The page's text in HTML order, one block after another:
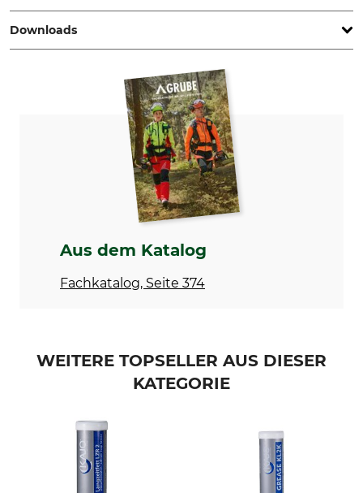
Marke
Kajo
Mehrzweckfett
Modellbezeichnung
Herstellung
Made in Germany
Downloads
Sicherheitsdatenblatt | Safety-data-sheet_Kajo-KL2K_972462_358090_de_16112023.pdf
Datenblätter | Data-Sheet_KAJO-Grease-KL2K_de_04082025.pdf
Aus dem Katalog
Fachkatalog, Seite 374
WEITERE TOPSELLER AUS DIESER
KATEGORIE